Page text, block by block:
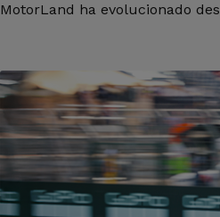
MotorLand ha evolucionado